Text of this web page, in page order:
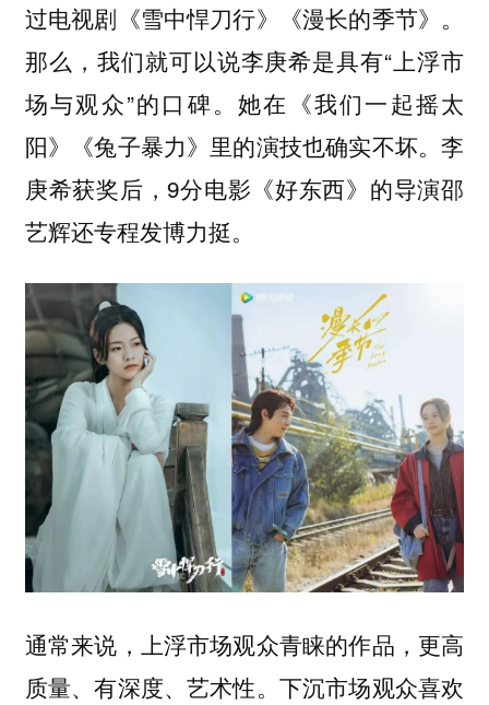
过电视剧《雪中悍刀行》《漫长的季节》。
那么，我们就可以说李庚希是具有“上浮市
场与观众”的口碑。她在《我们一起摇太
阳》《兔子暴力》里的演技也确实不坏。李
庚希获奖后，9分电影《好东西》的导演邵
艺辉还专程发博力挺。
通常来说，上浮市场观众青睐的作品，更高
质量、有深度、艺术性。下沉市场观众喜欢